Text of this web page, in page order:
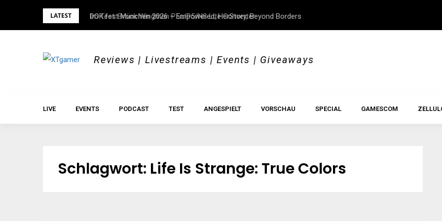
LATEST Im Test: Brook Wingman P5s/P5/NS Lite Converter
DOK.fest München 2026 – Empowered, HerStory, Beyond Borders
Reviews | Livestreams | Events | Giveaways
LIVE EVENTS PODCAST TEST ANGESPIELT VORSCHAU SPECIAL GAMESCOM
Schlagwort: Life Is Strange: True Colors